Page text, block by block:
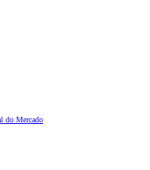
do Mercado